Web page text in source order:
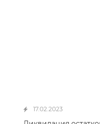
17.02.2023